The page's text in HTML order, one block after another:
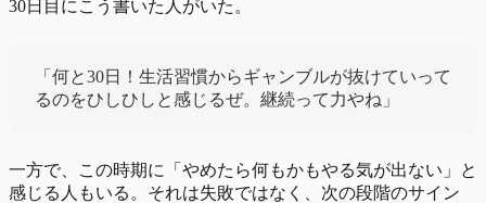
30日目にこう書いた人がいた。
「何と30日！生活習慣からギャンブルが抜けていって
るのをひしひしと感じるぜ。継続って力やね」
一方で、この時期に「やめたら何もかもやる気が出ない」と
感じる人もいる。それは失敗ではなく、次の段階のサイン